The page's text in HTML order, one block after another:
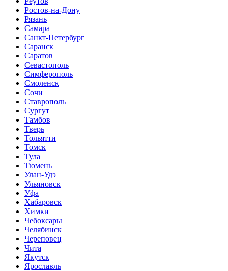
Ростов-на-Дону
Рязань
Самара
Санкт-Петербург
Саранск
Саратов
Севастополь
Симферополь
Смоленск
Сочи
Ставрополь
Сургут
Тамбов
Тверь
Тольятти
Томск
Тула
Тюмень
Улан-Удэ
Ульяновск
Уфа
Хабаровск
Химки
Чебоксары
Челябинск
Череповец
Чита
Якутск
Ярославль